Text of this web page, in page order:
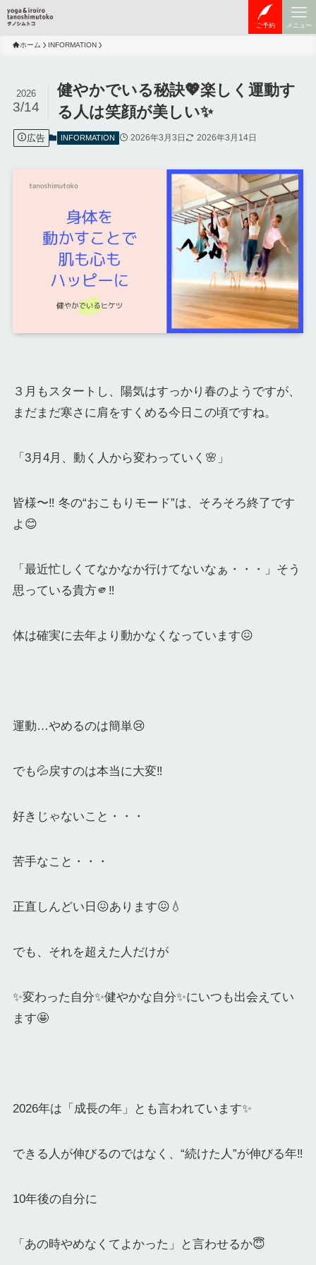
ご予約 メニュー
ホーム INFORMATION
健やかでいる秘訣💖楽しく運動す
る人は笑顔が美しい✨
2026
3/14
広告 INFORMATION 2026年3月3日 2026年3月14日
３月もスタートし、陽気はすっかり春のようですが、
まだまだ寒さに肩をすくめる今日この頃ですね。
「3月4月、動く人から変わっていく🌸」
皆様〜‼️ 冬の“おこもりモード”は、そろそろ終了です
よ😊
「最近忙しくてなかなか行けてないなぁ・・・」そう
思っている貴方🫵‼️
体は確実に去年より動かなくなっています😖
運動…やめるのは簡単😢
でも💦戻すのは本当に大変‼️
好きじゃないこと・・・
苦手なこと・・・
正直しんどい日😖あります😖💧
でも、それを超えた人だけが
✨変わった自分✨健やかな自分✨にいつも出会えてい
ます🤩
2026年は「成長の年」とも言われています✨
できる人が伸びるのではなく、“続けた人”が伸びる年‼️
10年後の自分に
「あの時やめなくてよかった」と言わせるか😇